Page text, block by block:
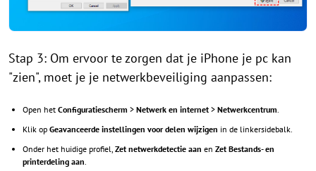
Stap 3: Om ervoor te zorgen dat je iPhone je pc kan
"zien", moet je je netwerkbeveiliging aanpassen:
Open het Configuratiescherm > Netwerk en internet > Netwerkcentrum.
Klik op Geavanceerde instellingen voor delen wijzigen in de linkersidebalk.
Onder het huidige profiel, Zet netwerkdetectie aan en Zet Bestands- en
printerdeling aan.